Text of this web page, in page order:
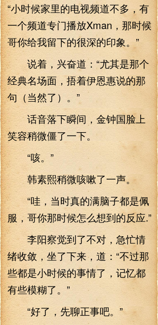
“小时候家里的电视频道不多，有
一个频道专门播放Xman，那时候
哥你给我留下的很深的印象。”
说着，兴奋道：“尤其是那个
经典名场面，捂着伊恩惠说的那
句（当然了）。”
话音落下瞬间，金钟国脸上
笑容稍微僵了一下。
“咳。”
韩素熙稍微咳嗽了一声。
“哇，当时真的满脑子都是佩
服，哥你那时候怎么想到的反应.”
李阳察觉到了不对，急忙情
绪收敛，坐了下来，道：“不过那
些都是小时候的事情了，记忆都
有些模糊了。”
“好了，先聊正事吧。”